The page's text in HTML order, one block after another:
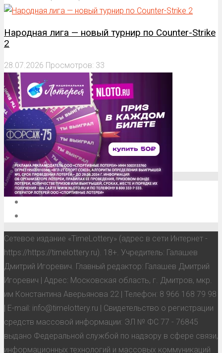
Народная лига — новый турнир по Counter-Strike
2
28.07.2026 Просмотров: 33
О проекте
Сетевое издание «TimeLottery» (адрес в сети Интернет -
https://https://timelottery.ru). 18+. Учредитель: Галашев
Дмитрий Игоревич. Главный редактор: Галашев Дмитрий
Игоревич | Адрес: Московская область, г. Дмитров, мкр.
им Константина Аверьянова 22 | Телефон: 8 966 168 79 98
| E-mail: info@timelottery.ru | Свидетельство о регистрации
средств массовой информации: ЭЛ № ФС 77 - 76845
выдано Федеральной службой по надзору в сфере связи,
информационных технологий и массовых коммуникаций